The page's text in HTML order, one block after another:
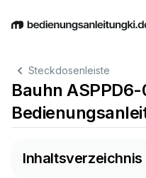
EnglishDeutschEspañol
Steckdosenleiste
Bauhn ASPPD6-
Inhaltsverzeichnis